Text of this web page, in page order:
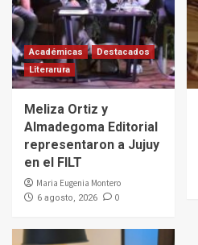
Académicas
Destacados
Literarura
Meliza Ortiz y
Almadegoma Editorial
representaron a Jujuy
en el FILT
Maria Eugenia Montero
6 agosto, 2026 0